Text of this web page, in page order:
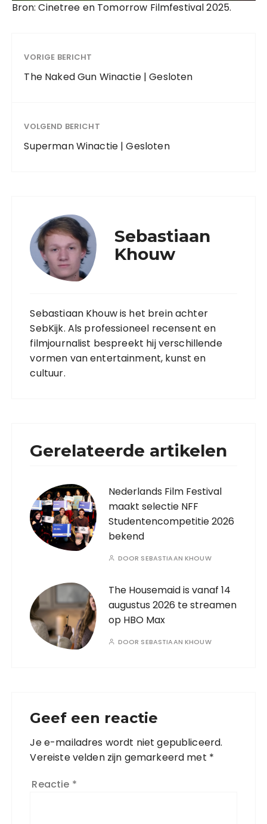
Bron: Cinetree en Tomorrow Filmfestival 2025.
VORIGE BERICHT
The Naked Gun Winactie | Gesloten
VOLGEND BERICHT
Superman Winactie | Gesloten
Sebastiaan
Khouw
Sebastiaan Khouw is het brein achter
SebKijk. Als professioneel recensent en
filmjournalist bespreekt hij verschillende
vormen van entertainment, kunst en
cultuur.
Gerelateerde artikelen
Nederlands Film Festival
maakt selectie NFF
Studentencompetitie 2026
bekend
DOOR SEBASTIAAN KHOUW
The Housemaid is vanaf 14
augustus 2026 te streamen
op HBO Max
DOOR SEBASTIAAN KHOUW
Geef een reactie
Je e-mailadres wordt niet gepubliceerd.
Vereiste velden zijn gemarkeerd met *
Reactie *